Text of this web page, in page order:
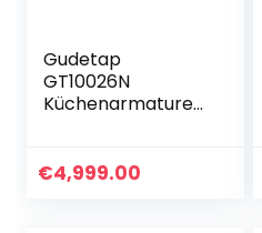
Gudetap
GT10026N
Küchenarmaturen
Griff, zum
€4,999.00